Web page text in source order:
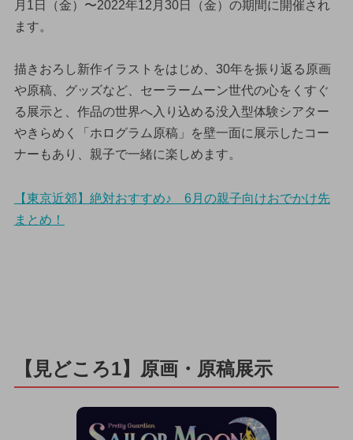
月1日（金）〜2022年12月30日（金）の期間に開催され
ます。
描きおろし新作イラストをはじめ、30年を振り返る原画
や原稿、グッズなど、セーラームーン世代の心をくすぐ
る展示と、作品の世界へ入り込める没入型体験シアター
やきらめく「ホログラム原稿」を壁一面に展示したコー
ナーもあり、親子で一緒に楽しめます。
【東京近郊】絶対おすすめ♪ 6月の親子向けおでかけ先
まとめ！
【見どころ1】原画・原稿展示